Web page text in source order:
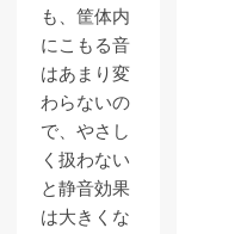
も、筐体内
にこもる音
はあまり変
わらないの
で、やさし
く扱わない
と静音効果
は大きくな